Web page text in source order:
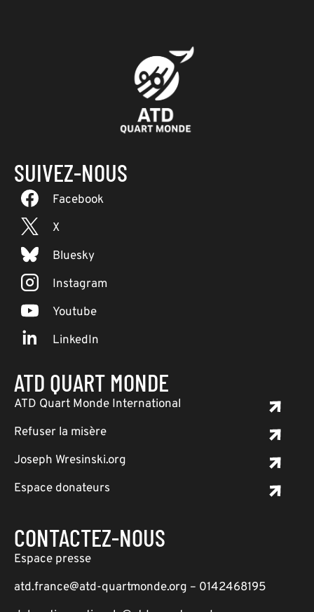
SUIVEZ-NOUS
Facebook
X
Bluesky
Instagram
Youtube
LinkedIn
ATD QUART MONDE
ATD Quart Monde International
Refuser la misère
Joseph Wresinski.org
Espace donateurs
CONTACTEZ-NOUS
Espace presse
atd.france@atd-quartmonde.org – 0142468195